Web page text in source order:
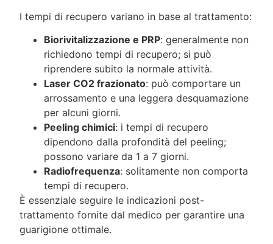
I tempi di recupero variano in base al trattamento:
Biorivitalizzazione e PRP: generalmente non
richiedono tempi di recupero; si può
riprendere subito la normale attività.
Laser CO2 frazionato: può comportare un
arrossamento e una leggera desquamazione
per alcuni giorni.
Peeling chimici: i tempi di recupero
dipendono dalla profondità del peeling;
possono variare da 1 a 7 giorni.
Radiofrequenza: solitamente non comporta
tempi di recupero.
È essenziale seguire le indicazioni post-
trattamento fornite dal medico per garantire una
guarigione ottimale.